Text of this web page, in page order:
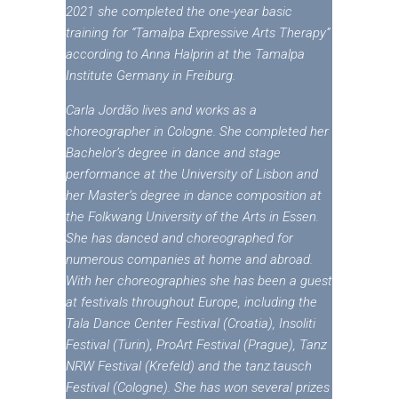
2021 she completed the one-year basic
training for “Tamalpa Expressive Arts Therapy”
according to Anna Halprin at the Tamalpa
Institute Germany in Freiburg.
Carla Jordão lives and works as a
choreographer in Cologne. She completed her
Bachelor’s degree in dance and stage
performance at the University of Lisbon and
her Master’s degree in dance composition at
the Folkwang University of the Arts in Essen.
She has danced and choreographed for
numerous companies at home and abroad.
With her choreographies she has been a guest
at festivals throughout Europe, including the
Tala Dance Center Festival (Croatia), Insoliti
Festival (Turin), ProArt Festival (Prague), Tanz
NRW Festival (Krefeld) and the tanz.tausch
Festival (Cologne). She has won several prizes